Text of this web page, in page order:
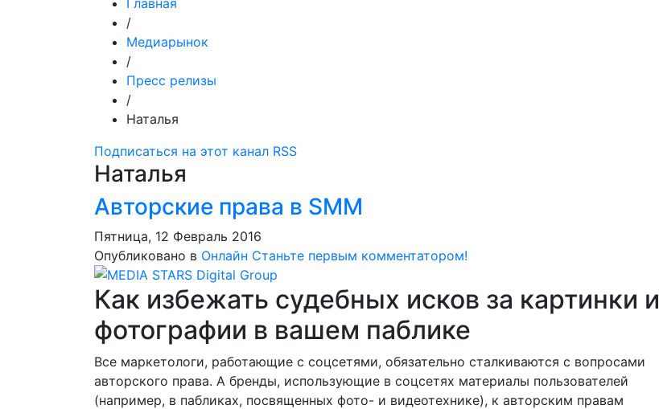
Главная
/
Медиарынок
/
Пресс релизы
/
Наталья
Подписаться на этот канал RSS
Наталья
Авторские права в SMM
Пятница, 12 Февраль 2016
Опубликовано в Онлайн Станьте первым комментатором!
Как избежать судебных исков за картинки и
фотографии в вашем паблике
Все маркетологи, работающие с соцсетями, обязательно сталкиваются с вопросами
авторского права. А бренды, использующие в соцсетях материалы пользователей
(например, в пабликах, посвященных фото- и видеотехнике), к авторским правам